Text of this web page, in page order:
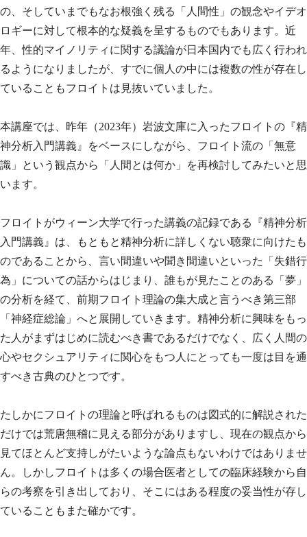
の、そしていまでもなお根強く残る「人間性」の観念やイデオ
ロギーに対して根本的な疑義を呈するものでもあります。近
年、性的マイノリティに関する議論が日本国内でも広く行われ
るようになりましたが、すでに個人の中には複数の性が存在し
ていることもフロイトは見抜いていました。
本講座では、昨年（2023年）岩波文庫に入ったフロイトの『精
神分析入門講義』をベースにしながら、フロイト流の「無意
識」という観点から「人間とは何か」を再検討してみたいと思
います。
フロイトがウィーン大学で行った講義の記録である『精神分析
入門講義』は、もともと精神分析に詳しくない聴衆に向けたも
のであることから、言い間違いや聞き間違いといった「失錯行
為」についての話からはじまり、誰もが見たことのある「夢」
の分析を経て、前期フロイト理論の集大成と言うべき第三部
「神経症総論」へと展開していきます。精神分析に興味をもっ
た人がまずはじめに読むべき書であるだけでなく、広く人間の
心やセクシュアリティに関心をもつ人にとっても一度は目を通
すべき古典のひとつです。
たしかにフロイトの理論と呼ばれるものは図式的に解説された
だけでは荒唐無稽に見える部分がありますし、現在の観点から
見てほとんど支持しがたいような論点もないわけではありませ
ん。しかしフロイトは多くの場合医者としての臨床経験から自
らの考察を引き出しており、そこにはある程度の妥当性が存し
ていることもまた確かです。